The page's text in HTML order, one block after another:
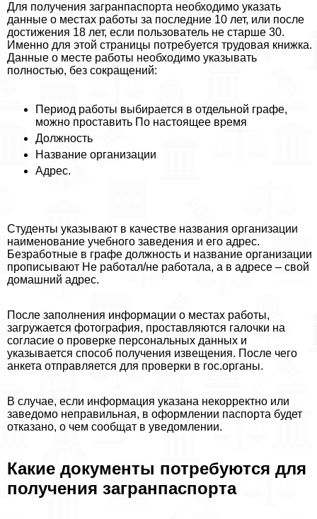
Для получения загранпаспорта необходимо указать
данные о местах работы за последние 10 лет, или после
достижения 18 лет, если пользователь не старше 30.
Именно для этой страницы потребуется трудовая книжка.
Данные о месте работы необходимо указывать
полностью, без сокращений:
Период работы выбирается в отдельной графе,
можно проставить По настоящее время
Должность
Название организации
Адрес.
Студенты указывают в качестве названия организации
наименование учебного заведения и его адрес.
Безработные в графе должность и название организации
прописывают Не работал/не работала, а в адресе – свой
домашний адрес.
После заполнения информации о местах работы,
загружается фотография, проставляются галочки на
согласие о проверке персональных данных и
указывается способ получения извещения. После чего
анкета отправляется для проверки в гос.органы.
В случае, если информация указана некорректно или
заведомо неправильная, в оформлении паспорта будет
отказано, о чем сообщат в уведомлении.
Какие документы потребуются для
получения загранпаспорта